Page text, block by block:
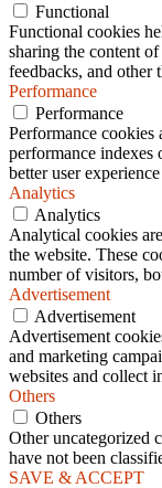
Functional
Functional cookies
sharing the content
feedbacks, and other
Performance
Performance
Performance cookies
performance
better user
Analytics
Analytics
Analytical cookies
the website. These
number of visitors,
Advertisement
Advertisement
Advertisement
and marketing
websites and collect
Others
Others
Other uncategorized
have not been
SAVE & ACCEPT